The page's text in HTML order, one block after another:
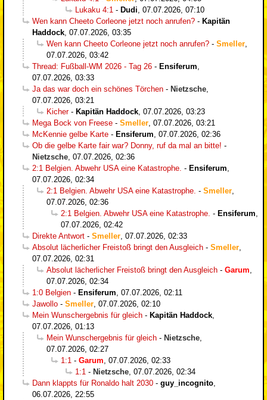
Lukaku 4:1 - Dudi, 07.07.2026, 07:10
Wen kann Cheeto Corleone jetzt noch anrufen? - Kapitän
Haddock, 07.07.2026, 03:35
Wen kann Cheeto Corleone jetzt noch anrufen? - Smeller,
07.07.2026, 03:42
Thread: Fußball-WM 2026 - Tag 26 - Ensiferum,
07.07.2026, 03:33
Ja das war doch ein schönes Törchen - Nietzsche,
07.07.2026, 03:21
Kicher- Kapitän Haddock, 07.07.2026, 03:23
Mega Bock von Freese - Smeller, 07.07.2026, 03:21
McKennie gelbe Karte - Ensiferum, 07.07.2026, 02:36
Ob die gelbe Karte fair war? Donny, ruf da mal an bitte! -
Nietzsche, 07.07.2026, 02:36
2:1 Belgien. Abwehr USA eine Katastrophe. - Ensiferum,
07.07.2026, 02:34
2:1 Belgien. Abwehr USA eine Katastrophe. - Smeller,
07.07.2026, 02:36
2:1 Belgien. Abwehr USA eine Katastrophe. - Ensiferum,
07.07.2026, 02:42
Direkte Antwort - Smeller, 07.07.2026, 02:33
Absolut lächerlicher Freistoß bringt den Ausgleich - Smeller,
07.07.2026, 02:31
Absolut lächerlicher Freistoß bringt den Ausgleich - Garum,
07.07.2026, 02:34
1:0 Belgien - Ensiferum, 07.07.2026, 02:11
Jawollo - Smeller, 07.07.2026, 02:10
Mein Wunschergebnis für gleich - Kapitän Haddock,
07.07.2026, 01:13
Mein Wunschergebnis für gleich - Nietzsche,
07.07.2026, 02:27
1:1 - Garum, 07.07.2026, 02:33
1:1 - Nietzsche, 07.07.2026, 02:34
Dann klappts für Ronaldo halt 2030 - guy_incognito,
06.07.2026, 22:55